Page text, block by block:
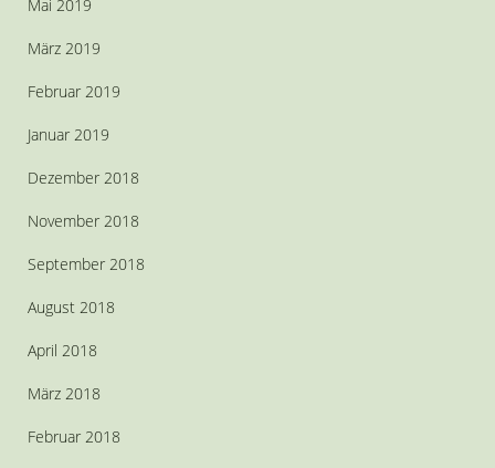
Mai 2019
März 2019
Februar 2019
Januar 2019
Dezember 2018
November 2018
September 2018
August 2018
April 2018
März 2018
Februar 2018